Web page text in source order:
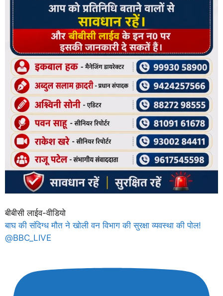
बीबीसी लाईव-वीडियो
बाघ की संदिग्ध मौत ने खोली वन विभाग की सुरक्षा व्यवस्था की पोल!
@BBC_LIVE